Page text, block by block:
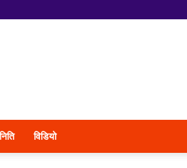
विडियो